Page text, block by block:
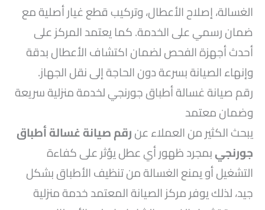
الغسالة، إصلاح الأعطال، وتركيب قطع غيار أصلية مع
ضمان رسمي على الخدمة. كما يعتمد المركز على
أحدث أجهزة الفحص لضمان اكتشاف الأعطال بدقة
وإنهاء الصيانة بسرعة دون الحاجة إلى نقل الجهاز.
رقم صيانة غسالة أطباق جورنجي لخدمة منزلية سريعة
وضمان معتمد
يبحث الكثير من العملاء عنرقم صيانة غسالة أطباق
جورنجيبمجرد ظهور أي عطل يؤثر على كفاءة
التشغيل أو يمنع الغسالة من تنظيف الأطباق بشكل
جيد، لذلك يوفر مركز الصيانة المعتمد خدمة منزلية